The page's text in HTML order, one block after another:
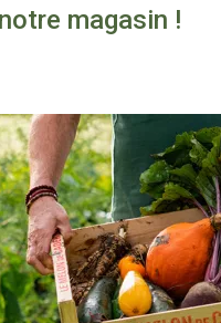
magasin !